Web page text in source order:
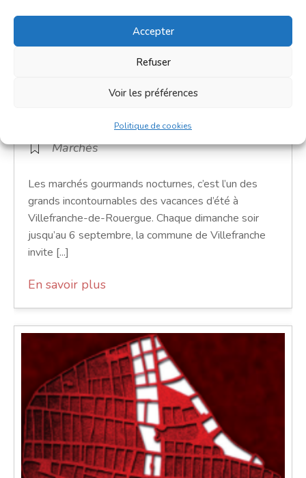
Accepter
Refuser
Voir les préférences
Politique de cookies
Marché gourmand nocturne
Place Saint-Jean
Marchés
Les marchés gourmands nocturnes, c’est l’un des
grands incontournables des vacances d’été à
Villefranche-de-Rouergue. Chaque dimanche soir
jusqu’au 6 septembre, la commune de Villefranche
invite [...]
En savoir plus